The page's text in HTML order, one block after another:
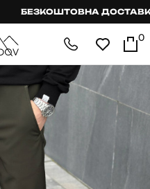
БЕЗКОШТОВНА ДОСТАВКА
0